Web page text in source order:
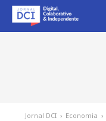
Jornal DCI › Economia ›